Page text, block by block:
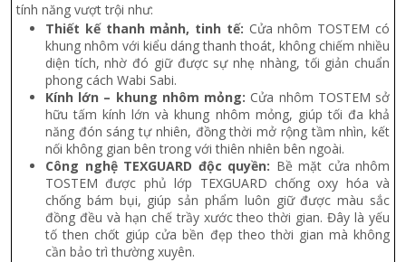
tính năng vượt trội như:
Thiết kế thanh mảnh, tinh tế: Cửa nhôm TOSTEM có
khung nhôm với kiểu dáng thanh thoát, không chiếm nhiều
diện tích, nhờ đó giữ được sự nhẹ nhàng, tối giản chuẩn
phong cách Wabi Sabi.
Kính lớn – khung nhôm mỏng:Cửa nhôm TOSTEM sở
hữu tấm kính lớn và khung nhôm mỏng, giúp tối đa khả
năng đón sáng tự nhiên, đồng thời mở rộng tầm nhìn, kết
nối không gian bên trong với thiên nhiên bên ngoài.
Công nghệ TEXGUARD độc quyền: Bề mặt cửa nhôm
TOSTEM được phủ lớp TEXGUARD chống oxy hóa và
chống bám bụi, giúp sản phẩm luôn giữ được màu sắc
đồng đều và hạn chế trầy xước theo thời gian. Đây là yếu
tố then chốt giúp cửa bền đẹp theo thời gian mà không
cần bảo trì thường xuyên.